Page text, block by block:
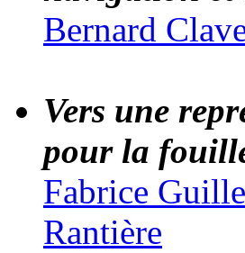
Bernard
Vers une
pour la
Fabrice
Rantière